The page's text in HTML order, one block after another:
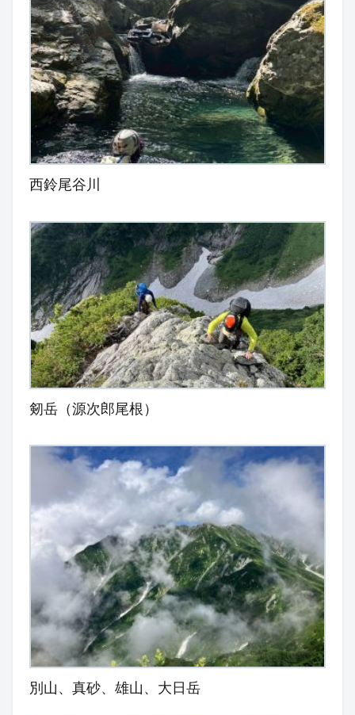
西鈴尾谷川
剱岳（源次郎尾根）
別山、真砂、雄山、大日岳